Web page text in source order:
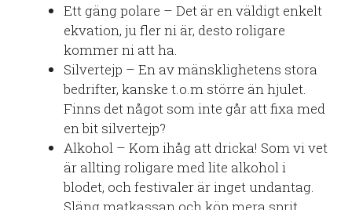
Ett gäng polare – Det är en väldigt enkelt
ekvation, ju fler ni är, desto roligare
kommer ni att ha.
Silvertejp – En av mänsklighetens stora
bedrifter, kanske t.o.m större än hjulet.
Finns det något som inte går att fixa med
en bit silvertejp?
Alkohol – Kom ihåg att dricka! Som vi vet
är allting roligare med lite alkohol i
blodet, och festivaler är inget undantag.
Släng matkassan och köp mera sprit.